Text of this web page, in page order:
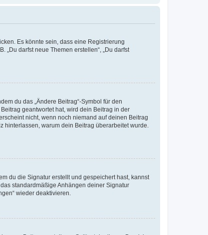
Es könnte sein, dass eine Registrierung
darfst neue Themen erstellen“, „Du darfst
du das „Ändere Beitrag“-Symbol für den
geantwortet hat, wird dein Beitrag in der
nicht, wenn noch niemand auf deinen Beitrag
warum dein Beitrag überarbeitet wurde.
du die Signatur erstellt und gespeichert hast, kannst
standardmäßige Anhängen deiner Signatur
wieder deaktivieren.